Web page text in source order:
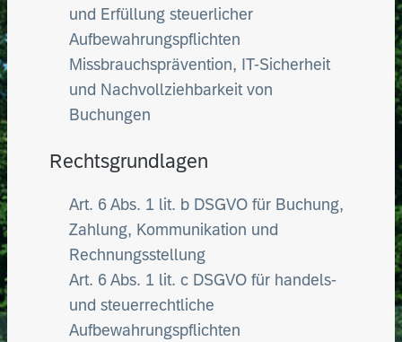
und Erfüllung steuerlicher
Aufbewahrungspflichten
Missbrauchsprävention, IT-Sicherheit
und Nachvollziehbarkeit von
Buchungen
Rechtsgrundlagen
Art. 6 Abs. 1 lit. b DSGVO für Buchung,
Zahlung, Kommunikation und
Rechnungsstellung
Art. 6 Abs. 1 lit. c DSGVO für handels-
und steuerrechtliche
Aufbewahrungspflichten